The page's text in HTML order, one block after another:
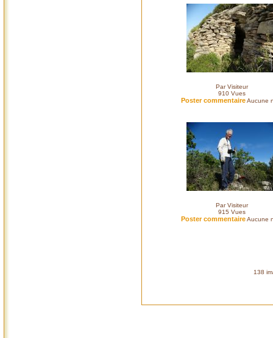
Par Visiteur
910 Vues
Poster commentaireAucune
Par Visiteur
915 Vues
Poster commentaireAucune
138